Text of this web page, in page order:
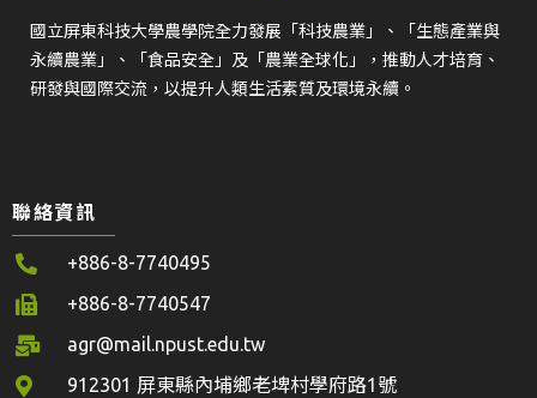
國立屏東科技大學農學院全力發展「科技農業」、「生態產業與
永續農業」、「食品安全」及「農業全球化」，推動人才培育、
研發與國際交流，以提升人類生活素質及環境永續。
聯絡資訊
+886-8-7740495
+886-8-7740547
agr@mail.npust.edu.tw
912301 屏東縣內埔鄉老埤村學府路1號